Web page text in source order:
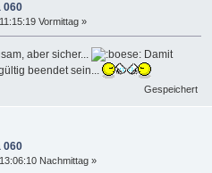
060
Vormittag »
aber sicher...
Damit
beendet sein...
Gespeichert
060
Nachmittag »